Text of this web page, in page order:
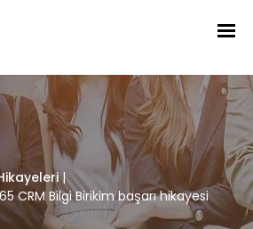
365 CRM
|
CRM Bilgi Birikim başarı hikayesi